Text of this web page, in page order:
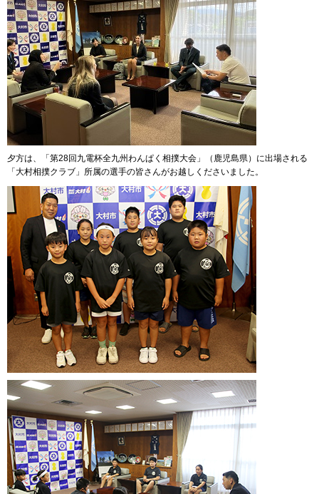
夕方は、「第28回九電杯全九州わんぱく相撲大会」（鹿児島県）に出場される
「大村相撲クラブ」所属の選手の皆さんがお越しくださいました。